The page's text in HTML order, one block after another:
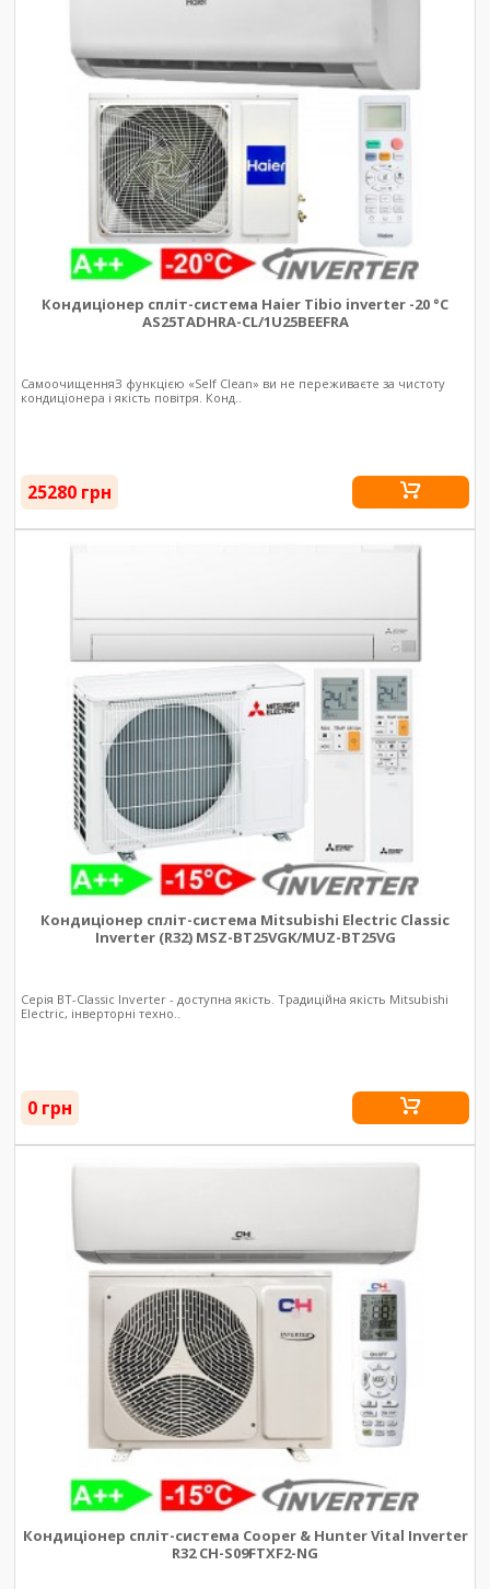
Кондиціонер спліт-система Haier Tibio inverter -20 °C
AS25TADHRA-CL/1U25BEEFRA
СамоочищенняЗ функцією «Self Clean» ви не переживаєте за чистоту
кондиціонера і якість повітря. Конд..
25280 грн
Кондиціонер спліт-система Mitsubishi Electric Classic
Inverter (R32) MSZ-BT25VGK/MUZ-BT25VG
Серія BT-Classic Inverter - доступна якість. Традиційна якість Mitsubishi
Electric, інверторні техно..
0 грн
Кондиціонер спліт-система Cooper & Hunter Vital Inverter
R32 CH-S09FTXF2-NG